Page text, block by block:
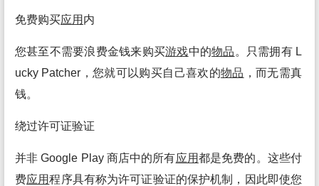
免费购买应用 内
您甚至不需要浪费金钱来购买游戏中的物品 。只需拥有 L
ucky Patcher，您就可以购买自己喜欢的物品 ，而无需真
钱。
绕过许可证验证
并非 Google Play 商店中的所有应用都是免费的。这些付
费应用程序具有称为许可证验证的保护机制，因此即使您